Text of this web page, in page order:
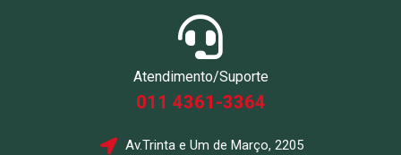
Atendimento/Suporte
011 4361-3364
Av.Trinta e Um de Março, 2205